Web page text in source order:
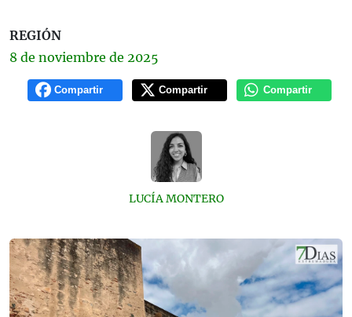
REGIÓN
8 de noviembre de 2025
Compartir Compartir Compartir
LUCÍA MONTERO